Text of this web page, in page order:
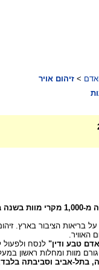
> זיהום אויר
בלבד.
הציבור בארץ.
האוויר.
טבע ודין" לנסח ולפעול
גורם מוות ומחלות ראשון